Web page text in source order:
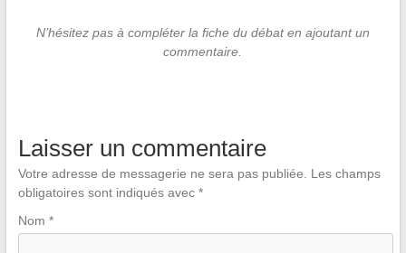
N’hésitez pas à compléter la fiche du débat en ajoutant un
commentaire.
Laisser un commentaire
Votre adresse de messagerie ne sera pas publiée.
Les champs
obligatoires sont indiqués avec *
Nom *